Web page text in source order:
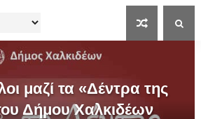
μαζί τα «Δέντρα της
Δήμου Χαλκιδέων